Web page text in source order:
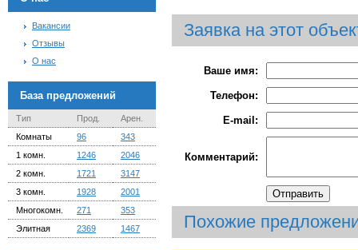
Вакансии
Отзывы
О нас
База предложений
Тип Прод.
Арен.
Комнаты
96
343
1 комн.
1246
2046
2 комн.
1721
3147
3 комн.
1928
2001
Многокомн.
271
353
Элитная
2369 1467
Заявка на этот
Ваше имя:
Телефон:
E-mail:
Комментарий:
Похожие